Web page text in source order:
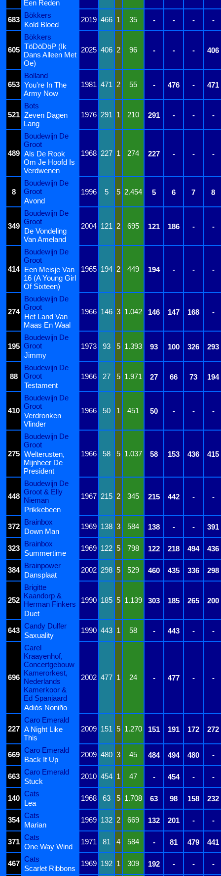
Een Reden
683
Bökkers
2019 466 1 35 - - - -
Kold Bloed
605
Bökkers
2025 406 2 96 - - - 406
TöDöDöP (Ik
Dans Alleen Met
Oe)
653
Bolland
1981 471 2 55 - 476 - 471
You're In The
Army Now
521
Bots
1976 291 1 210 291 - - -
Zeven Dagen
Lang
489
Boudewijn De
Groot
1968 227 1 274 227 - - -
Als De Rook
Om Je Hoofd Is
Verdwenen
8
Boudewijn De
Groot
1996 5 5 2.454 5 6 7
8
Avond
349
Boudewijn De
Groot
2004 121 2 695 121 186 - -
De Vondeling
Van Ameland
414
Boudewijn De
Groot
1965 194 2 449 194 - - -
Een Meisje Van
16 (A Young Girl
Of Sixteen)
274
Boudewijn De
Groot
1966 146 3 1.042 146 147 168 -
Het Land Van
Maas En Waal
195
Boudewijn De
Groot
1973 93 5 1.393 93 100 326
293
Jimmy
88
Boudewijn De
Groot
1966 27 5 1.971 27 66 73
194
Testament
410
Boudewijn De
Groot
1966 50 1 451 50 - - -
Verdronken
Vlinder
275
Boudewijn De
Groot
1966
58 5 1.037 58 153 436 415
Welterusten,
Mijnheer De
President
448
Boudewijn De
Groot & Elly
Nieman
1967 215 2 345 215 442 -
-
Prikkebeen
372
Brainbox
1969 138 3 584 138 - - 391
Down Man
323
Brainbox
1969 122 5 798 122 218 494 436
Summertime
384
Brainpower
2002 298 5 529 460 435 336 298
Dansplaat
252
Brigitte
Kaandorp &
Herman Finkers
1990 185 5 1.139 303 185 265
200
Duet
643
Candy Dulfer
1990 443 1 58 - 443 - -
Saxuality
696
Carel
Kraayenhof,
Concertgebouw
Kamerorkest,
Nederlands
Kamerkoor &
Ed Spanjaard
2002 477 1 24 - 477 - -
Adiós Noniño
227
Caro Emerald
2009 151 5 1.270 151 191 172 272
A Night Like
This
669
Caro Emerald
2009 480 3 45 484 494 480 -
Back It Up
663
Caro Emerald
2010 454 1 47 - 454 - -
Stuck
140
Cats
1968 63 5 1.708 63 98 158 232
Lea
354
Cats
1969 132 2 669 132 201 - -
Marian
371
Cats
1971 81 4 584 - 81 479 441
One Way Wind
467
Cats
1969 192 1 309 192 - - -
Scarlet Ribbons